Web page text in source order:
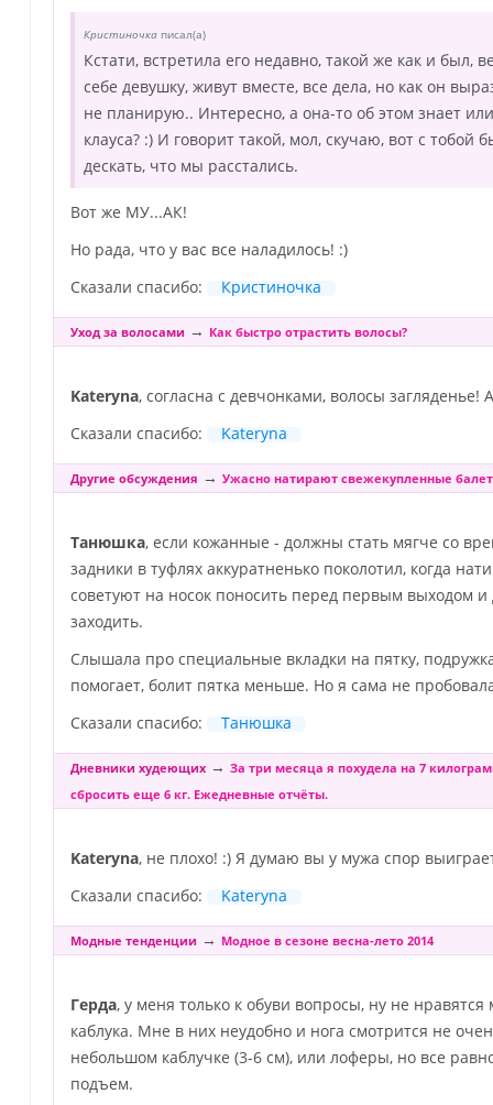
Кристиночка писал(а)
Кстати, встретила его недавно, такой же как и был,
себе девушку, живут вместе, все дела, но как он
не планирую.. Интересно, а она-то об этом знает
клауса? :) И говорит такой, мол, скучаю, вот с тобой
дескать, что мы расстались.
Вот же МУ...АК!
Но рада, что у вас все наладилось! :)
Сказали спасибо:
Кристиночка
Уход за волосами → Как быстро отрастить волосы?
Kateryna, согласна с девчонками, волосы
Сказали спасибо:
Kateryna
Другие обсуждения → Ужасно натирают свежекупленные
Танюшка, если кожанные - должны стать мягче со
задники в туфлях аккуратненько поколотил, когда
советуют на носок поносить перед первым выходом и
заходить.
Слышала про специальные вкладки на пятку,
помогает, болит пятка меньше. Но я сама не
Сказали спасибо:
Танюшка
Дневники худеющих → За три месяца я похудела на 7
сбросить еще 6 кг. Ежедневные отчёты.
Kateryna, не плохо! :) Я думаю вы у мужа спор
Сказали спасибо:
Kateryna
Модные тенденции → Модное в сезоне весна-лето 2014
Герда, у меня только к обуви вопросы, ну не
каблука. Мне в них неудобно и нога смотрится не
небольшом каблучке (3-6 см), или лоферы, но все
подъем.